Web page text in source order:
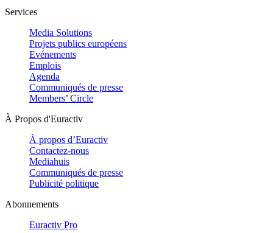
Services
Media Solutions
Projets publics européens
Evénements
Emplois
Agenda
Communiqués de presse
Members’ Circle
À Propos d'Euractiv
À propos d’Euractiv
Contactez-nous
Mediahuis
Communiqués de presse
Publicité politique
Abonnements
Euractiv Pro